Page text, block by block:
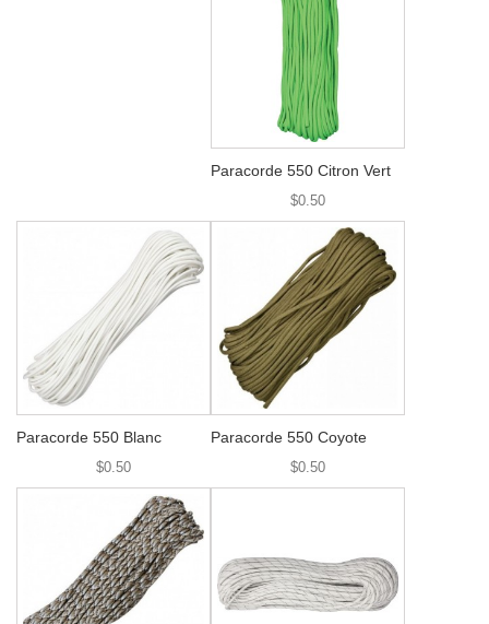
Paracorde 550 Citron Vert
$0.50
Paracorde 550 Blanc
$0.50
Paracorde 550 Coyote
$0.50